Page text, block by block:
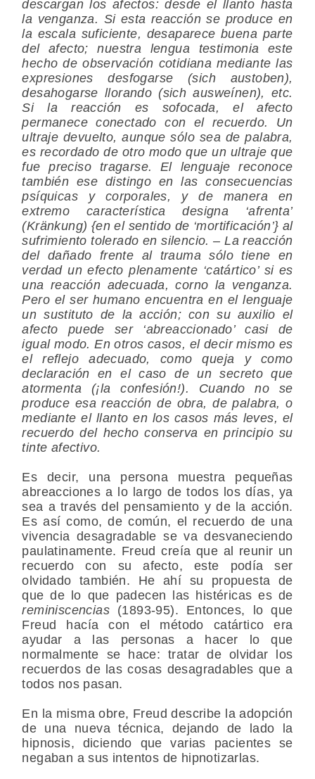
descargan los afectos: desde el llanto hasta
la venganza. Si esta reacción se produce en
la escala suficiente, desaparece buena parte
del afecto; nuestra lengua testimonia este
hecho de observación cotidiana mediante las
expresiones desfogarse (sich austoben),
desahogarse llorando (sich ausweínen), etc.
Si la reacción es sofocada, el afecto
permanece conectado con el recuerdo. Un
ultraje devuelto, aunque sólo sea de palabra,
es recordado de otro modo que un ultraje que
fue preciso tragarse. El lenguaje reconoce
también ese distingo en las consecuencias
psíquicas y corporales, y de manera en
extremo característica designa ‘afrenta’
(Kränkung) {en el sentido de ‘mortificación’} al
sufrimiento tolerado en silencio. – La reacción
del dañado frente al trauma sólo tiene en
verdad un efecto plenamente ‘catártico’ si es
una reacción adecuada, corno la venganza.
Pero el ser humano encuentra en el lenguaje
un sustituto de la acción; con su auxilio el
afecto puede ser ‘abreaccionado’ casi de
igual modo. En otros casos, el decir mismo es
el reflejo adecuado, como queja y como
declaración en el caso de un secreto que
atormenta (¡la confesión!). Cuando no se
produce esa reacción de obra, de palabra, o
mediante el llanto en los casos más leves, el
recuerdo del hecho conserva en principio su
tinte afectivo.
Es decir, una persona muestra pequeñas
abreacciones a lo largo de todos los días, ya
sea a través del pensamiento y de la acción.
Es así como, de común, el recuerdo de una
vivencia desagradable se va desvaneciendo
paulatinamente. Freud creía que al reunir un
recuerdo con su afecto, este podía ser
olvidado también. He ahí su propuesta de
que de lo que padecen las histéricas es de
reminiscencias(1893-95). Entonces, lo que
Freud hacía con el método catártico era
ayudar a las personas a hacer lo que
normalmente se hace: tratar de olvidar los
recuerdos de las cosas desagradables que a
todos nos pasan.
En la misma obre, Freud describe la adopción
de una nueva técnica, dejando de lado la
hipnosis, diciendo que varias pacientes se
negaban a sus intentos de hipnotizarlas.